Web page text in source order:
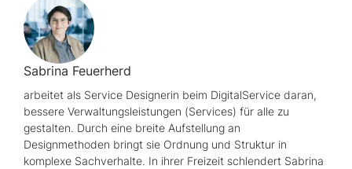
Sabrina Feuerherd
arbeitet als Service Designerin beim DigitalService daran,
bessere Verwaltungsleistungen (Services) für alle zu
gestalten. Durch eine breite Aufstellung an
Designmethoden bringt sie Ordnung und Struktur in
komplexe Sachverhalte. In ihrer Freizeit schlendert Sabrina